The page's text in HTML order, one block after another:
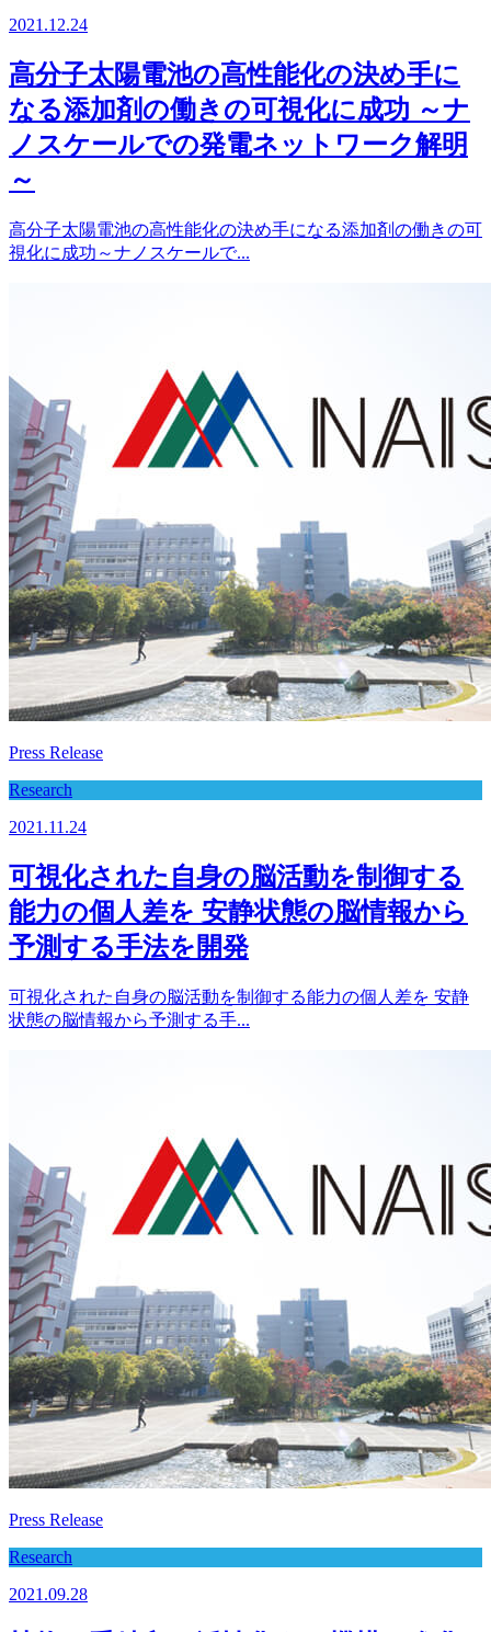
2021.12.24
高分子太陽電池の高性能化の決め手に
なる添加剤の働きの可視化に成功 ～ナ
ノスケールでの発電ネットワーク解明
～
高分子太陽電池の高性能化の決め手になる添加剤の働きの可
視化に成功～ナノスケールで...
Press Release
Research
2021.11.24
可視化された自身の脳活動を制御する
能力の個人差を 安静状態の脳情報から
予測する手法を開発
可視化された自身の脳活動を制御する能力の個人差を 安静
状態の脳情報から予測する手...
Press Release
Research
2021.09.28